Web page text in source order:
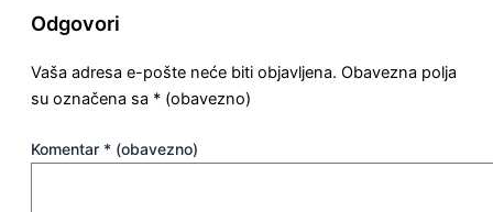
Odgovori
Vaša adresa e-pošte neće biti objavljena. Obavezna polja
su označena sa * (obavezno)
Komentar * (obavezno)